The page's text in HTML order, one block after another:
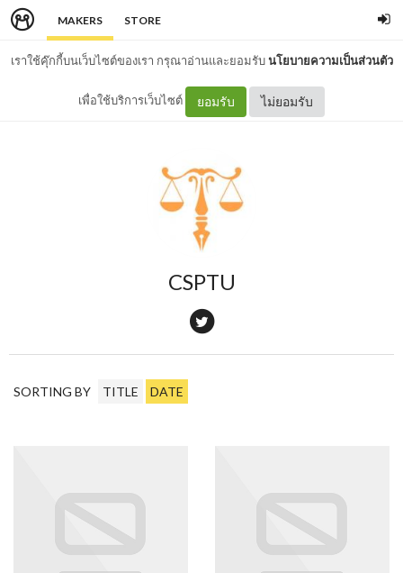
MAKERS STORE
เราใช้คุ๊กกี้บนเว็บไซต์ของเรา กรุณาอ่านและยอมรับนโยบายความเป็นส่วนตัว
เพื่อใช้บริการเว็บไซต์ ยอมรับ ไม่ยอมรับ
CSPTU
SORTING BY TITLE DATE